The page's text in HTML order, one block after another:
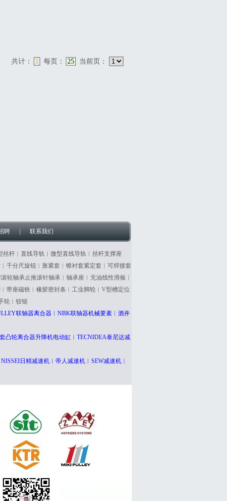
共计： 1 每页： 25 当前页：
聘 联系我们
杆︱直线导轨︱微型直线导轨︱丝杆支撑座
千分尺旋钮︱胀紧套︱锥衬套紧定套︱可焊接套
轮轴承止推滚针轴承︱轴承座︱无油线性滑板︱
带座磁铁︱橡胶密封条︱工业脚轮︱V型槽定位
轮︱铰链
联轴器离合器︱NBK联轴器机械要素︱酒井
凸轮离合器升降机电动缸︱TECNIDEA泰尼达减
日精减速机︱帝人减速机︱SEW减速机︱